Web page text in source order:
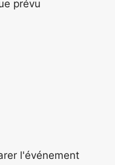
prévu
l'événement